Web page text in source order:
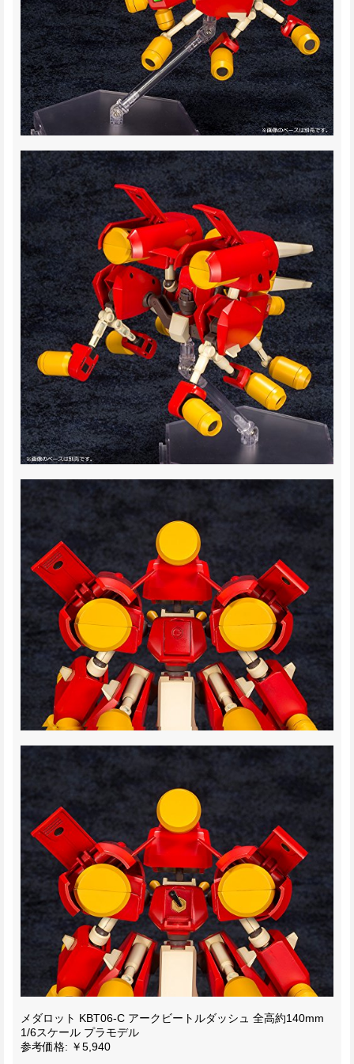
メダロット KBT06-C アークビートルダッシュ 全高約140mm
1/6スケール プラモデル
参考価格: ￥5,940